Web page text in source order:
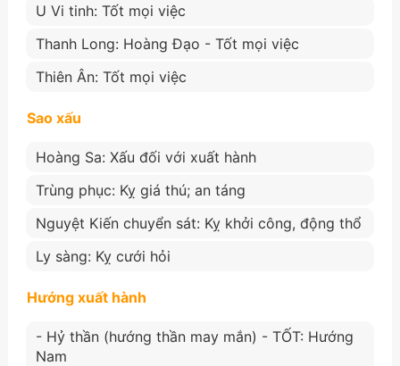
U Vi tinh: Tốt mọi việc
Thanh Long: Hoàng Đạo - Tốt mọi việc
Thiên Ân: Tốt mọi việc
Sao xấu
Hoàng Sa: Xấu đối với xuất hành
Trùng phục: Kỵ giá thú; an táng
Nguyệt Kiến chuyển sát: Kỵ khởi công, động thổ
Ly sàng: Kỵ cưới hỏi
Hướng xuất hành
- Hỷ thần (hướng thần may mắn) - TỐT: Hướng
Nam